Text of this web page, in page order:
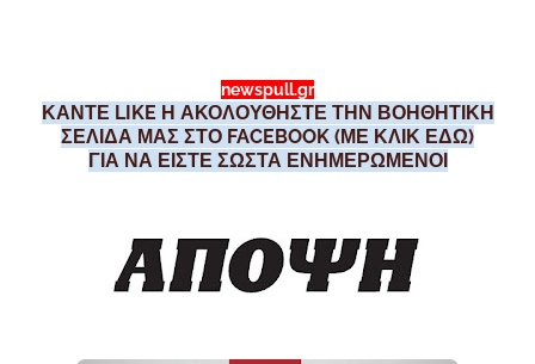
newspull.gr
ΚΑΝΤΕ LIKE Η ΑΚΟΛΟΥΘΗΣΤΕ ΤΗΝ ΒΟΗΘΗΤΙΚΗ
ΣΕΛΙΔΑ ΜΑΣ ΣΤΟ FACEBOOK (ΜΕ ΚΛΙΚ ΕΔΩ)
ΓΙΑ ΝΑ ΕΙΣΤΕ ΣΩΣΤΑ ΕΝΗΜΕΡΩΜΕΝΟΙ